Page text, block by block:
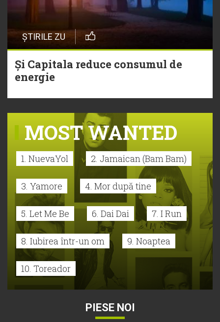
ȘTIRILE ZU
Și Capitala reduce consumul de
energie
MOST WANTED
1. NuevaYol 2. Jamaican (Bam Bam)
3. Yamore 4. Mor după tine
5. Let Me Be 6. Dai Dai 7. I Run
8. Iubirea într-un om 9. Noaptea
10. Toreador
PIESE NOI